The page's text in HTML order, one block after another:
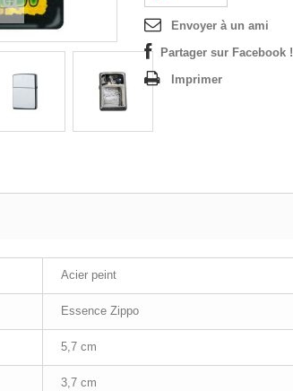
Envoyer à un ami
Partager sur Facebook !
Imprimer
Acier peint
Essence Zippo
5,7 cm
3,7 cm